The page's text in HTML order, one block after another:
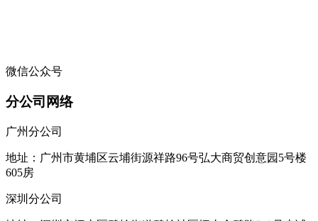
微信公众号
分公司网络
广州分公司
地址：广州市黄埔区云埔街源祥路96号弘大商贸创意园5号楼
605房
深圳分公司